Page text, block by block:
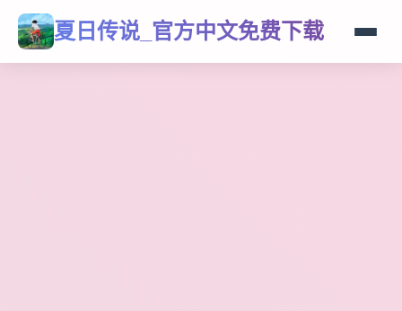
夏日传说_官方中文免费下载